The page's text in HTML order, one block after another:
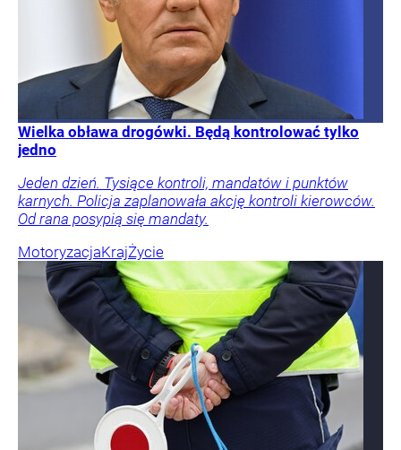
Wielka obława drogówki. Będą kontrolować tylko
jedno
Jeden dzień. Tysiące kontroli, mandatów i punktów
karnych. Policja zaplanowała akcję kontroli kierowców.
Od rana posypią się mandaty.
MotoryzacjaKrajŻycie